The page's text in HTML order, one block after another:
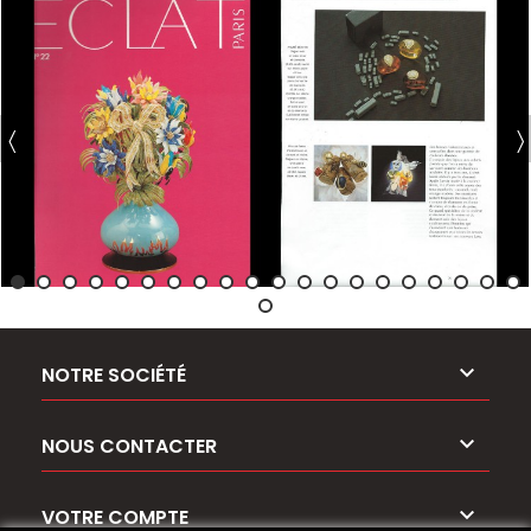
NOTRE SOCIÉTÉ 
NOUS CONTACTER 
VOTRE COMPTE 